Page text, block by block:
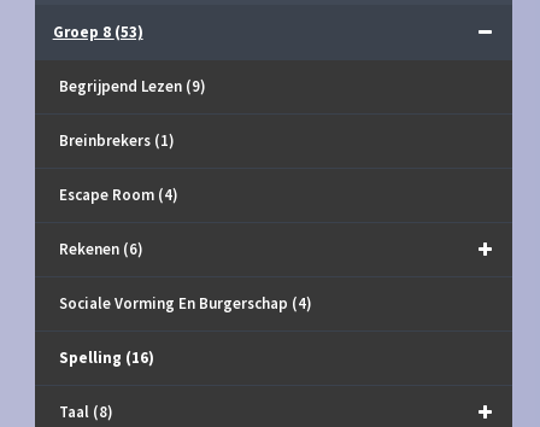
Groep 8 (53)
Begrijpend Lezen (9)
Breinbrekers (1)
Escape Room (4)
Rekenen (6)
Sociale Vorming En Burgerschap (4)
Spelling (16)
Taal (8)